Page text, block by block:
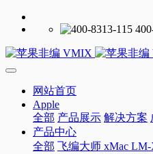
网站首页
Apple
全部 产品展示 解决方案
产品中心
全部 飞编大师 xMac